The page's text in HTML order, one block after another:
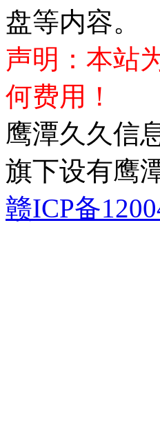
盘等内容。
声明：本站
何费用！
鹰潭久久信
旗下设有鹰
赣ICP备